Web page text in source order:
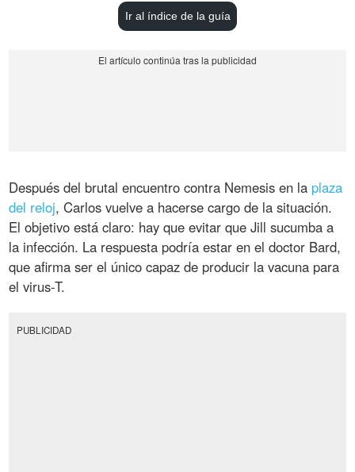
Ir al índice de la guía
Después del brutal encuentro contra Nemesis en la plaza
del reloj, Carlos vuelve a hacerse cargo de la situación.
El objetivo está claro: hay que evitar que Jill sucumba a
la infección. La respuesta podría estar en el doctor Bard,
que afirma ser el único capaz de producir la vacuna para
el virus-T.
PUBLICIDAD